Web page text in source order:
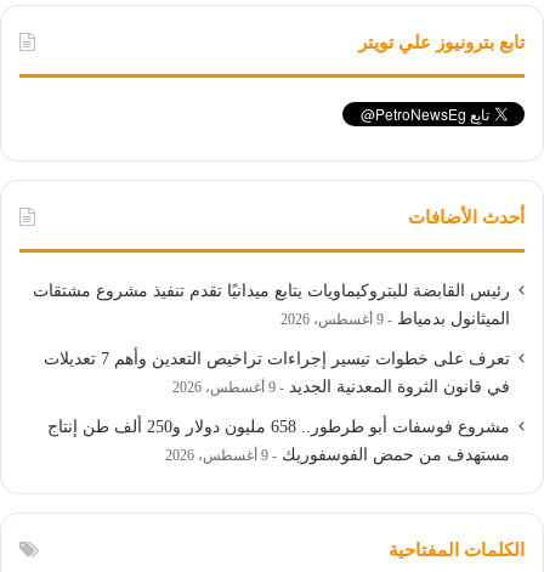
تابع بترونيوز علي تويتر
أحدث الأضافات
رئيس القابضة للبتروكيماويات يتابع ميدانيًا تقدم تنفيذ مشروع مشتقات
الميثانول بدمياط
9 أغسطس، 2026
تعرف على خطوات تيسير إجراءات تراخيص التعدين وأهم 7 تعديلات
في قانون الثروة المعدنية الجديد
9 أغسطس، 2026
مشروع فوسفات أبو طرطور.. 658 مليون دولار و250 ألف طن إنتاج
مستهدف من حمض الفوسفوريك
9 أغسطس، 2026
الكلمات المفتاحية